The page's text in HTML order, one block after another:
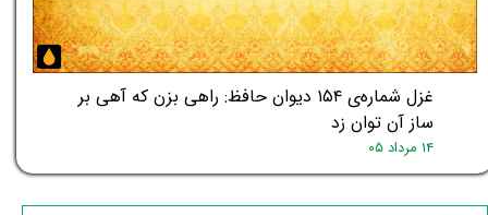
غزل شماره‌ی ۱۵۴ دیوان حافظ: راهی بزن که آهی بر
ساز آن توان زد
۱۴ مرداد ۰۵